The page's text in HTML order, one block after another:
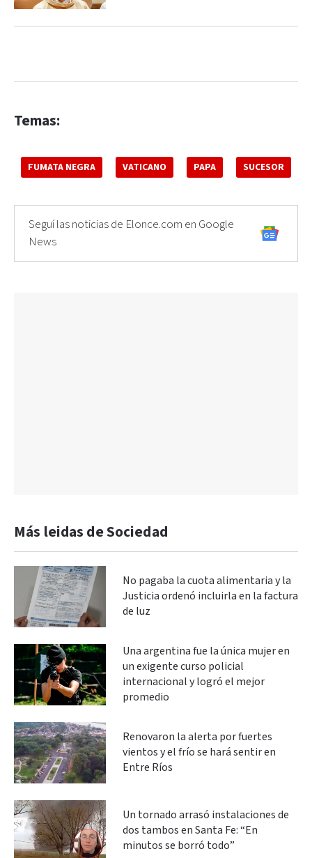
Temas:
FUMATA NEGRA VATICANO PAPA SUCESOR
Seguí las noticias de Elonce.com en Google
News
Más leidas de Sociedad
No pagaba la cuota alimentaria y la
Justicia ordenó incluirla en la factura
de luz
Una argentina fue la única mujer en
un exigente curso policial
internacional y logró el mejor
promedio
Renovaron la alerta por fuertes
vientos y el frío se hará sentir en
Entre Ríos
Un tornado arrasó instalaciones de
dos tambos en Santa Fe: “En
minutos se borró todo”